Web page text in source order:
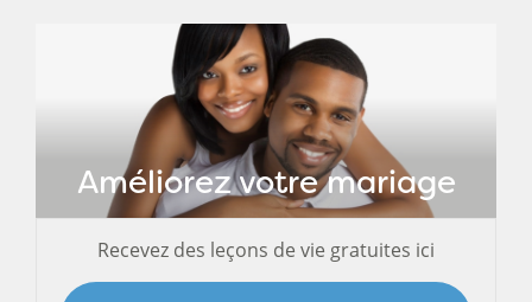
Améliorez votre mariage
Recevez des leçons de vie gratuites ici